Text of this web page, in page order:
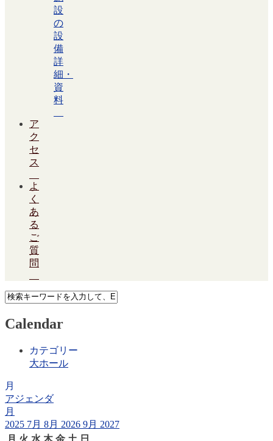
設
の
設
備
詳
細・
資
料
ア
ク
セ
ス
よ
く
あ
る
ご
質
問
Calendar
カテゴリー
大ホール
月
アジェンダ
月
2025 7月 8月 2026 9月 2027
月 火 水 木 金 土 日